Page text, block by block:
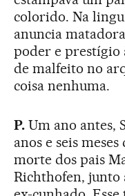
colorido. Na
anuncia
poder e prestígio
de malfeito no
coisa nenhuma.
P. Um ano antes,
anos e seis
morte dos pais
Richthofen, junto